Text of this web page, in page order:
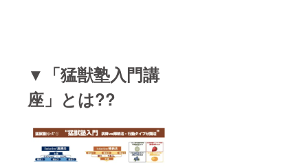
▼「猛獣塾入門講
座」とは??